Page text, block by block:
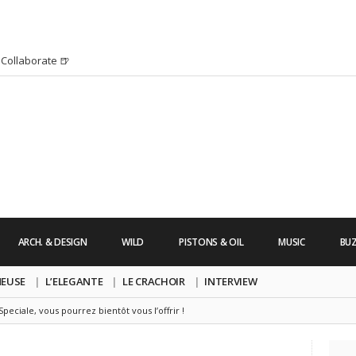
Collaborate 🍺
HURRICANE IRMA 2K17 par Alexandre
un clip très esthétique pour leur
!
ARCH. & DESIGN WILD PISTONS & OIL MUSIC
L’ELEGANTE LE CRACHOIR INTERVIEW
vous pourrez bientôt vous l’offrir !